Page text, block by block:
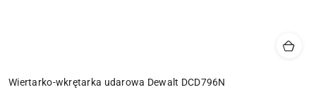
Wiertarko-wkrętarka udarowa Dewalt DCD796N